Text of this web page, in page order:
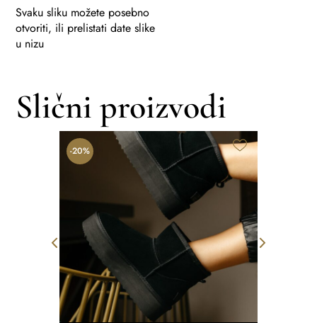
Svaku sliku možete posebno
otvoriti, ili prelistati date slike
u nizu
Slični proizvodi
-20%